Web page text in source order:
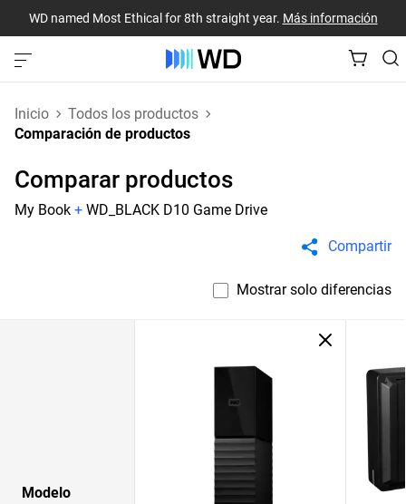
WD named Most Ethical for 8th straight year. Más información
Inicio
Todos los productos
Comparación de productos
Comparar productos
My Book + WD_BLACK D10 Game Drive
Compartir
Mostrar solo diferencias
Modelo